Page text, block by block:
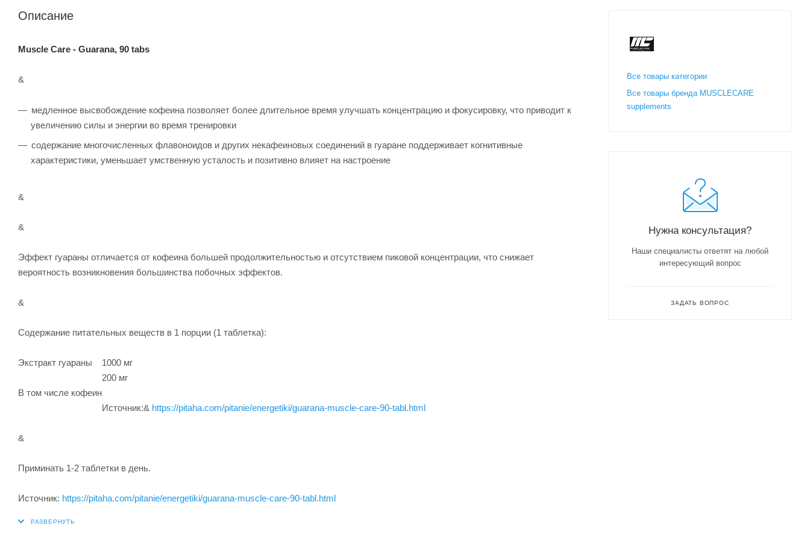
Описание
Muscle Care - Guarana, 90 tabs
&
медленное высвобождение кофеина позволяет более длительное время улучшать концентрацию и фокусировку, что приводит к
увеличению силы и энергии во время тренировки
содержание многочисленных флавоноидов и других некафеиновых соединений в гуаране поддерживает когнитивные
характеристики, уменьшает умственную усталость и позитивно влияет на настроение
&
&
Эффект гуараны отличается от кофеина большей продолжительностью и отсутствием пиковой концентрации, что снижает
вероятность возникновения большинства побочных эффектов.
&
Содержание питательных веществ в 1 порции (1 таблетка):
Экстракт гуараны 1000 мг
В том числе кофеин
200 мг
Источник:& https://pitaha.com/pitanie/energetiki/guarana-muscle-care-90-tabl.html
&
Приминать 1-2 таблетки в день.
Источник: https://pitaha.com/pitanie/energetiki/guarana-muscle-care-90-tabl.html
Все товары категории
Все товары бренда MUSCLECARE
supplements
Нужна консультация?
Наши специалисты ответят на любой
интересующий вопрос
ЗАДАТЬ ВОПРОС